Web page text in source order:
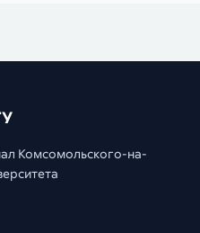
Комсомольского-на-